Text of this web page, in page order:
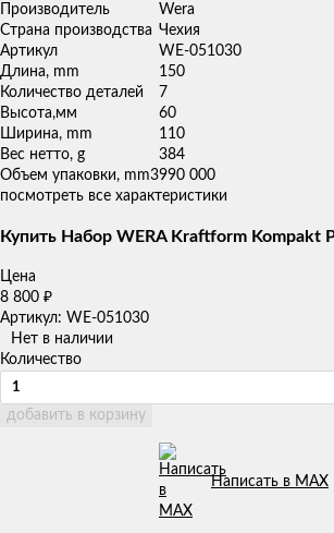
Производитель
Wera
Страна производства Чехия
Артикул
WE-051030
Длина, mm
150
Количество деталей
7
Высота,мм
60
Ширина, mm
110
Вес нетто, g
384
Объем упаковки, mm3990 000
посмотреть все характеристики
Купить Набор WERA Kraftform Kompakt
Цена
8 800 ₽
Артикул: WE-051030
Нет в наличии
Количество
добавить в корзину
Написать в MAX